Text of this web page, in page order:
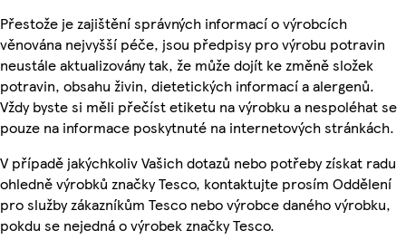
Přestože je zajištění správných informací o výrobcích
věnována nejvyšší péče, jsou předpisy pro výrobu potravin
neustále aktualizovány tak, že může dojít ke změně složek
potravin, obsahu živin, dietetických informací a alergenů.
Vždy byste si měli přečíst etiketu na výrobku a nespoléhat se
pouze na informace poskytnuté na internetových stránkách.
V případě jakýchkoliv Vašich dotazů nebo potřeby získat radu
ohledně výrobků značky Tesco, kontaktujte prosím Oddělení
pro služby zákazníkům Tesco nebo výrobce daného výrobku,
pokdu se nejedná o výrobek značky Tesco.